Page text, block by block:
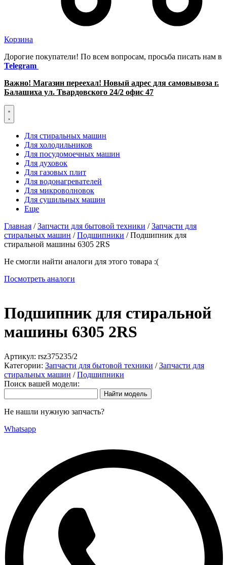
Корзина
Дорогие покупатели! По всем вопросам, просьба писать нам в
Telegram
Важно! Магазин переехал! Новый адрес для самовывоза г.
Балашиха ул. Твардовского 24/2 офис 47
Для стиральных машин
Для холодильников
Для посудомоечных машин
Для духовок
Для газовых плит
Для водонагревателей
Для микроволновок
Для сушильных машин
Еще
Главная /Запчасти для бытовой техники /Запчасти для
стиральных машин /Подшипники / Подшипник для
стиральной машины 6305 2RS
Не смогли найти аналоги для этого товара :(
Посмотреть аналоги
Подшипник для стиральной
машины 6305 2RS
Артикул: rsz375235/2
Категории: Запчасти для бытовой техники /Запчасти для
стиральных машин /Подшипники
Поиск вашей модели:
Не нашли нужную запчасть?
Whatsapp